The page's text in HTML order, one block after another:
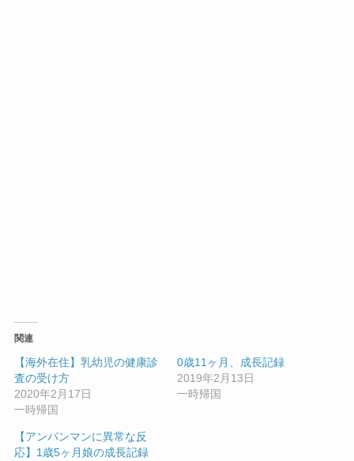
関連
【海外在住】乳幼児の健康診
査の受け方
2020年2月17日
一時帰国
0歳11ヶ月、成長記録
2019年2月13日
一時帰国
【アンパンマンに異常な反
応】1歳5ヶ月娘の成長記録